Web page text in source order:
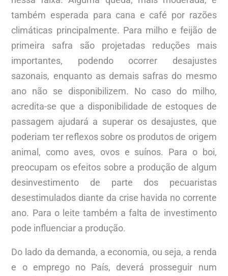
também esperada para cana e café por razões
climáticas principalmente. Para milho e feijão de
primeira safra são projetadas reduções mais
importantes, podendo ocorrer desajustes
sazonais, enquanto as demais safras do mesmo
ano não se disponibilizem. No caso do milho,
acredita-se que a disponibilidade de estoques de
passagem ajudará a superar os desajustes, que
poderiam ter reflexos sobre os produtos de origem
animal, como aves, ovos e suínos. Para o boi,
preocupam os efeitos sobre a produção de algum
desinvestimento de parte dos pecuaristas
desestimulados diante da crise havida no corrente
ano. Para o leite também a falta de investimento
pode influenciar a produção.
Do lado da demanda, a economia, ou seja, a renda
e o emprego no País, deverá prosseguir num